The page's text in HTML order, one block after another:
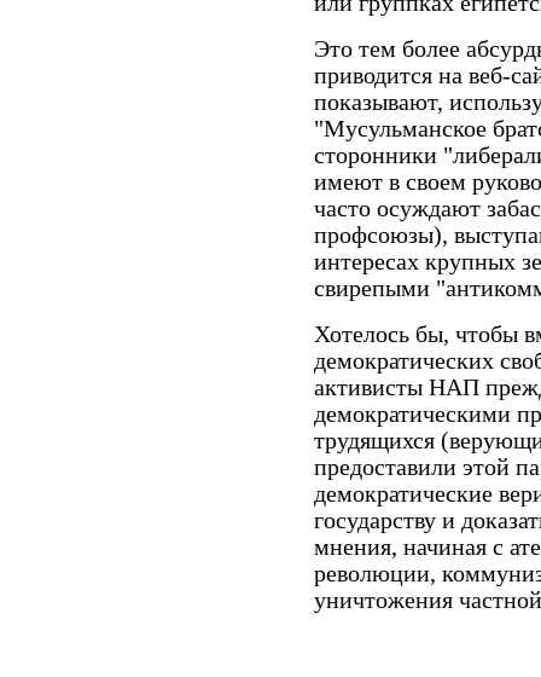
Это тем более
приводится на веб-
показывают,
"Мусульманское
сторонники
имеют в своем
часто осуждают
профсоюзы),
интересах крупных
свирепыми
Хотелось бы, чтобы
демократических
активисты НАП
демократическими
трудящихся
предоставили этой
демократические
государству и
мнения, начиная с
революции,
уничтожения